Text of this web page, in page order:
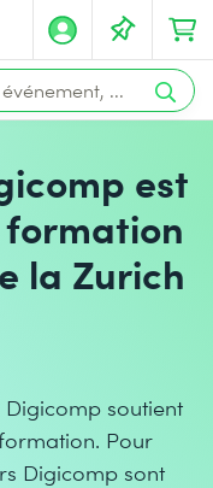
est
la Zurich
soutient
Pour
Digicomp sont